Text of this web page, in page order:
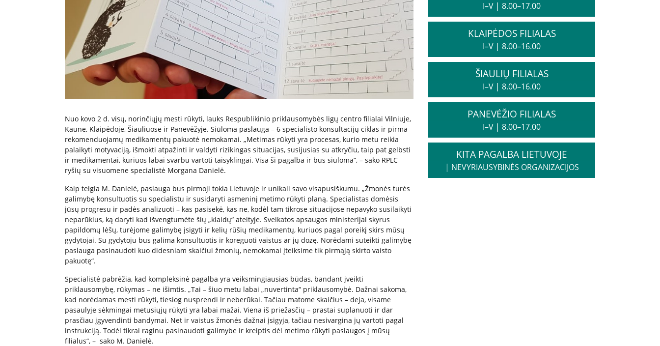
Nuo kovo 2 d. visų, norinčiųjų mesti rūkyti, lauks Respublikinio priklausomybės ligų centro filialai Vilniuje,
Kaune, Klaipėdoje, Šiauliuose ir Panevėžyje. Siūloma paslauga – 6 specialisto konsultacijų ciklas ir pirma
rekomenduojamų medikamentų pakuotė nemokamai. „Metimas rūkyti yra procesas, kurio metu reikia
palaikyti motyvaciją, išmokti atpažinti ir valdyti rizikingas situacijas, susijusias su atkryčiu, taip pat gelbsti
ir medikamentai, kuriuos labai svarbu vartoti taisyklingai. Visa ši pagalba ir bus siūloma“, – sako RPLC
ryšių su visuomene specialistė Morgana Danielė.
Kaip teigia M. Danielė, paslauga bus pirmoji tokia Lietuvoje ir unikali savo visapusiškumu. „Žmonės turės
galimybę konsultuotis su specialistu ir susidaryti asmeninį metimo rūkyti planą. Specialistas domėsis
jūsų progresu ir padės analizuoti – kas pasisekė, kas ne, kodėl tam tikrose situacijose nepavyko susilaikyti
neparūkius, ką daryti kad išvengtumėte šių „klaidų“ ateityje. Sveikatos apsaugos ministerijai skyrus
papildomų lėšų, turėjome galimybę įsigyti ir kelių rūšių medikamentų, kuriuos pagal poreikį skirs mūsų
gydytojai. Su gydytoju bus galima konsultuotis ir koreguoti vaistus ar jų dozę. Norėdami suteikti galimybę
paslauga pasinaudoti kuo didesniam skaičiui žmonių, nemokamai įteiksime tik pirmąją skirto vaisto
pakuotę“.
Specialistė pabrėžia, kad kompleksinė pagalba yra veiksmingiausias būdas, bandant įveikti
priklausomybę, rūkymas – ne išimtis. „Tai – šiuo metu labai „nuvertinta“ priklausomybė. Dažnai sakoma,
kad norėdamas mesti rūkyti, tiesiog nusprendi ir neberūkai. Tačiau matome skaičius – deja, visame
pasaulyje sėkmingai metusiųjų rūkyti yra labai mažai. Viena iš priežasčių – prastai suplanuoti ir dar
prasčiau įgyvendinti bandymai. Net ir vaistus žmonės dažnai įsigyja, tačiau nesivargina jų vartoti pagal
instrukciją. Todėl tikrai raginu pasinaudoti galimybe ir kreiptis dėl metimo rūkyti paslaugos į mūsų
filialus“, – sako M. Danielė.
I–V | 8.00–17.00
KLAIPĖDOS FILIALAS
I–V | 8.00–16.00
ŠIAULIŲ FILIALAS
I–V | 8.00–16.00
PANEVĖŽIO FILIALAS
I–V | 8.00–17.00
KITA PAGALBA LIETUVOJE
| NEVYRIAUSYBINĖS ORGANIZACIJOS